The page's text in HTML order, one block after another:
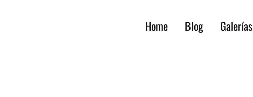
Home Blog Galerías